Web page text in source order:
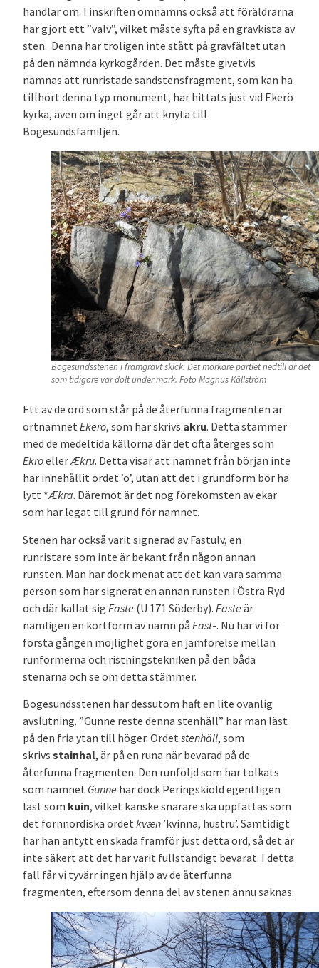
handlar om. I inskriften omnämns också att föräldrarna
har gjort ett ”valv”, vilket måste syfta på en gravkista av
sten. Denna har troligen inte stått på gravfältet utan
på den nämnda kyrkogården. Det måste givetvis
nämnas att runristade sandstensfragment, som kan ha
tillhört denna typ monument, har hittats just vid Ekerö
kyrka, även om inget går att knyta till
Bogesundsfamiljen.
Bogesundsstenen i framgrävt skick. Det mörkare partiet nedtill är det
som tidigare var dolt under mark. Foto Magnus Källström
Ett av de ord som står på de återfunna fragmenten är
ortnamnet Ekerö, som här skrivs akru. Detta stämmer
med de medeltida källorna där det ofta återges som
EkroellerÆkru. Detta visar att namnet från början inte
har innehållit ordet ’ö’, utan att det i grundform bör ha
lytt *Ækra. Däremot är det nog förekomsten av ekar
som har legat till grund för namnet.
Stenen har också varit signerad av Fastulv, en
runristare som inte är bekant från någon annan
runsten. Man har dock menat att det kan vara samma
person som har signerat en annan runsten i Östra Ryd
och där kallat sig Faste (U 171 Söderby). Faste är
nämligen en kortform av namn på Fast-. Nu har vi för
första gången möjlighet göra en jämförelse mellan
runformerna och ristningstekniken på den båda
stenarna och se om detta stämmer.
Bogesundsstenen har dessutom haft en lite ovanlig
avslutning. ”Gunne reste denna stenhäll” har man läst
på den fria ytan till höger. Ordet stenhäll, som
skrivs stainhal, är på en runa när bevarad på de
återfunna fragmenten. Den runföljd som har tolkats
som namnet Gunne har dock Peringskiöld egentligen
läst som kuin, vilket kanske snarare ska uppfattas som
det fornnordiska ordet kvæn’kvinna, hustru’. Samtidigt
har han antytt en skada framför just detta ord, så det är
inte säkert att det har varit fullständigt bevarat. I detta
fall får vi tyvärr ingen hjälp av de återfunna
fragmenten, eftersom denna del av stenen ännu saknas.